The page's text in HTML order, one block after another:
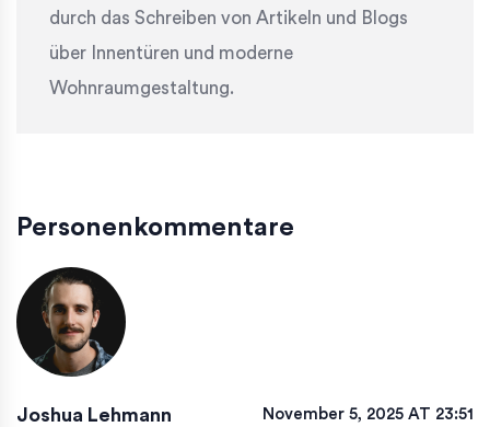
durch das Schreiben von Artikeln und Blogs
über Innentüren und moderne
Wohnraumgestaltung.
Personenkommentare
Joshua Lehmann November 5, 2025 AT 23:51